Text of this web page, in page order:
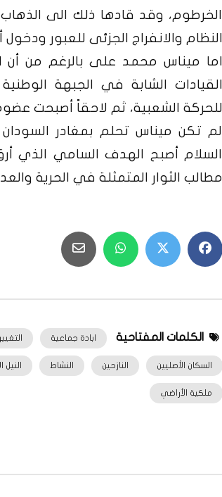
الخرطوم، وقد قادها ذلك الى
النظام والانفراج الجزئى للعبور ودخول
اما ميناس محمد على بالرغم من أن
القيادات الشابة في الجبهة
للحركة الشعبية، ثم لاحقاً أصبحت
لم تكن ميناس تحلم بمغادر
السلام أصبح الهدف السامي الذي
مطالب الثوار المتمثلة في الحرية
الكلمات المفتاحية ابادة جماعية التغيير
السكان الأصليين النازحين النشاط النيل
ملكية الأراضي